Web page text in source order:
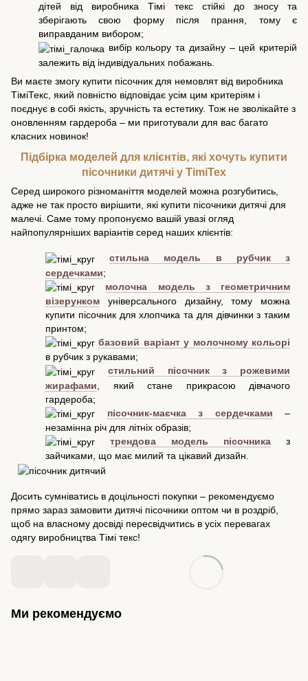
дітей від виробника Тімі текс стійкі до зносу та
зберігають свою форму після прання, тому є
виправданим вибором;
вибір кольору та дизайну – цей критерій
залежить від індивідуальних побажань.
Ви маєте змогу купити пісочник для немовлят від виробника
ТіміТекс, який повністю відповідає усім цим критеріям і
поєднує в собі якість, зручність та естетику. Тож не зволікайте з
оновленням гардероба – ми приготували для вас багато
класних новинок!
Підбірка моделей для клієнтів, які хочуть купити
пісочники дитячі у TimiTex
Серед широкого різноманіття моделей можна розгубитись,
адже не так просто вирішити, які купити пісочники дитячі для
малечі. Саме тому пропонуємо вашій увазі огляд
найпопулярніших варіантів серед наших клієнтів:
стильна модель в рубчик з
сердечками;
молочна модель з геометричним
візерунком універсального дизайну, тому можна
купити пісочник для хлопчика та для дівчинки з таким
принтом;
базовий варіант у молочному кольорі
в рубчик з рукавами;
стильний пісочник з рожевими
жирафами , який стане прикрасою дівчачого
гардероба;
пісочник-маєчка з сердечками –
незамінна річ для літніх образів;
трендова модель пісочника з
зайчиками, що має милий та цікавий дизайн.
Досить сумніватись в доцільності покупки – рекомендуємо
прямо зараз замовити дитячі пісочники оптом чи в роздріб,
щоб на власному досвіді пересвідчитись в усіх перевагах
одягу виробництва Тімі текс!
Ми рекомендуємо